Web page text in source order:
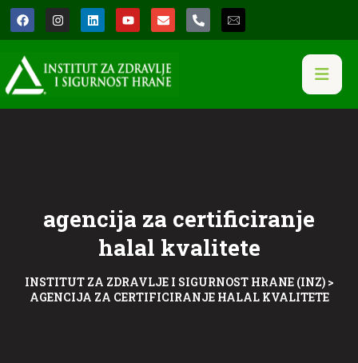
agencija za certificiranje
halal kvalitete
INSTITUT ZA ZDRAVLJE I SIGURNOST HRANE (INZ)>
AGENCIJA ZA CERTIFICIRANJE HALAL KVALITETE